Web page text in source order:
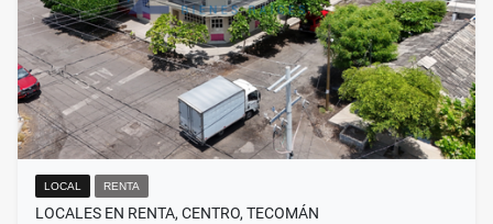
LOCAL RENTA
LOCALES EN RENTA, CENTRO, TECOMÁN